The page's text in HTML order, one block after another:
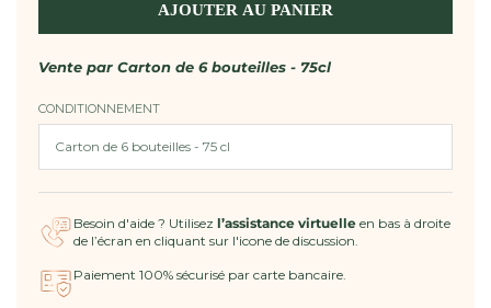
Rosé
Côtes
Réserve
des
Bertrands
quantité
Rosé
Côtes
Réserve
des
Bertrands
AJOUTER AU PANIER
Vente par Carton de 6 bouteilles - 75cl
CONDITIONNEMENT
Besoin d'aide ? Utilisez l’assistance virtuelle en bas à droite
de l’écran en cliquant sur l'icone de discussion.
Paiement 100% sécurisé par carte bancaire.